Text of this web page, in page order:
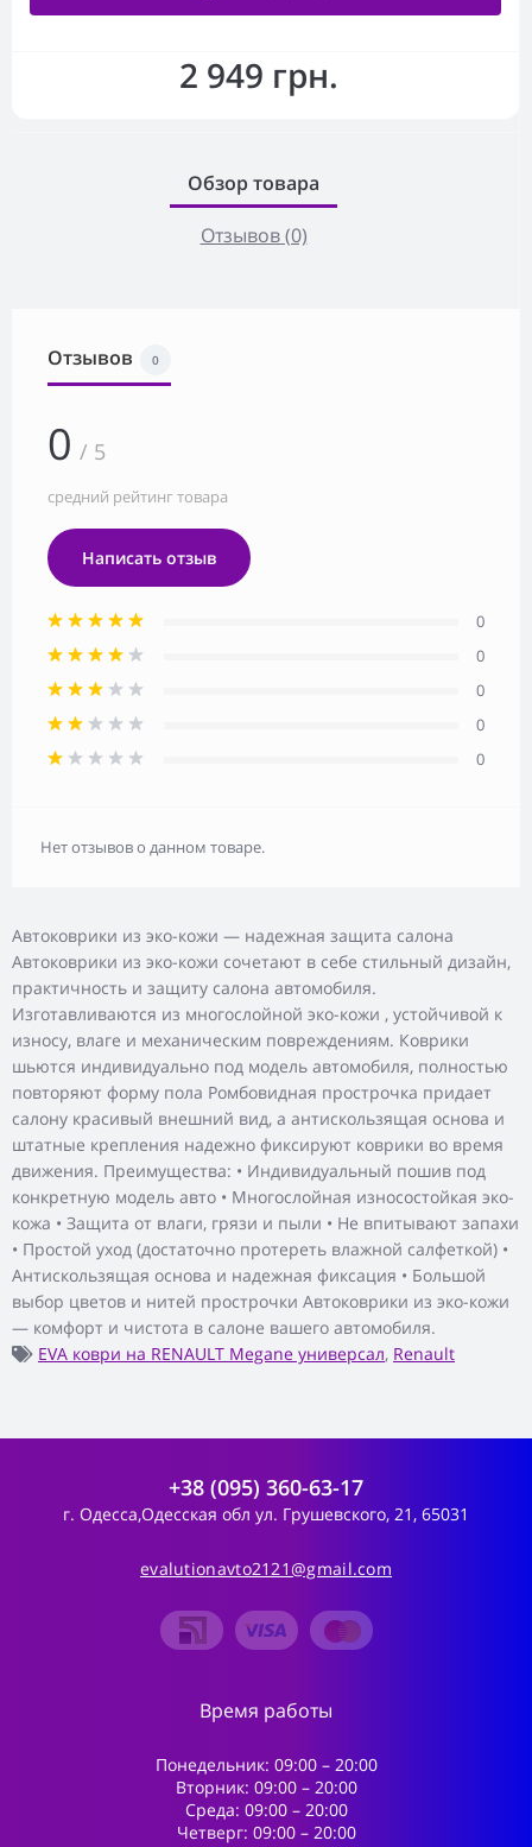
2 949 грн.
Обзор товара
Отзывов (0)
Автоковрики из эко-кожи — надежная защита салона
Автоковрики из эко-кожи сочетают в себе стильный дизайн,
практичность и защиту салона автомобиля.
Изготавливаются из многослойной эко-кожи , устойчивой к
износу, влаге и механическим повреждениям. Коврики
шьются индивидуально под модель автомобиля, полностью
повторяют форму пола Ромбовидная прострочка придает
салону красивый внешний вид, а антискользящая основа и
штатные крепления надежно фиксируют коврики во время
движения. Преимущества: • Индивидуальный пошив под
конкретную модель авто • Многослойная износостойкая эко-
кожа • Защита от влаги, грязи и пыли • Не впитывают запахи
• Простой уход (достаточно протереть влажной салфеткой) •
Антискользящая основа и надежная фиксация • Большой
выбор цветов и нитей прострочки Автоковрики из эко-кожи
— комфорт и чистота в салоне вашего автомобиля.
EVA коври на RENAULT Megane универсал, Renault
Отзывов 0
0 / 5
средний рейтинг товара
Написать отзыв
0
0
0
0
0
Нет отзывов о данном товаре.
+38 (095) 360-63-17
г. Одесса,Одесская обл ул. Грушевского, 21, 65031
evalutionavto2121@gmail.com
Время работы
Понедельник: 09:00 – 20:00
Вторник: 09:00 – 20:00
Среда: 09:00 – 20:00
Четверг: 09:00 – 20:00